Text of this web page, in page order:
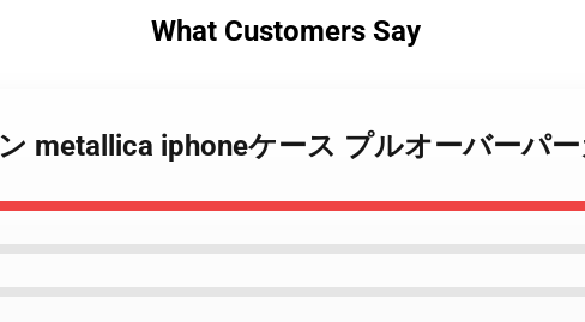
What Customers Say
metallica iphoneケース プルオーバーパ